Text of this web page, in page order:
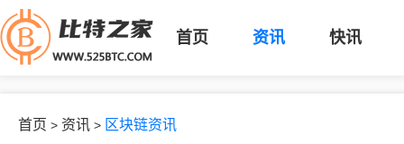
首页 资讯 快讯
首页 > 资讯 > 区块链资讯